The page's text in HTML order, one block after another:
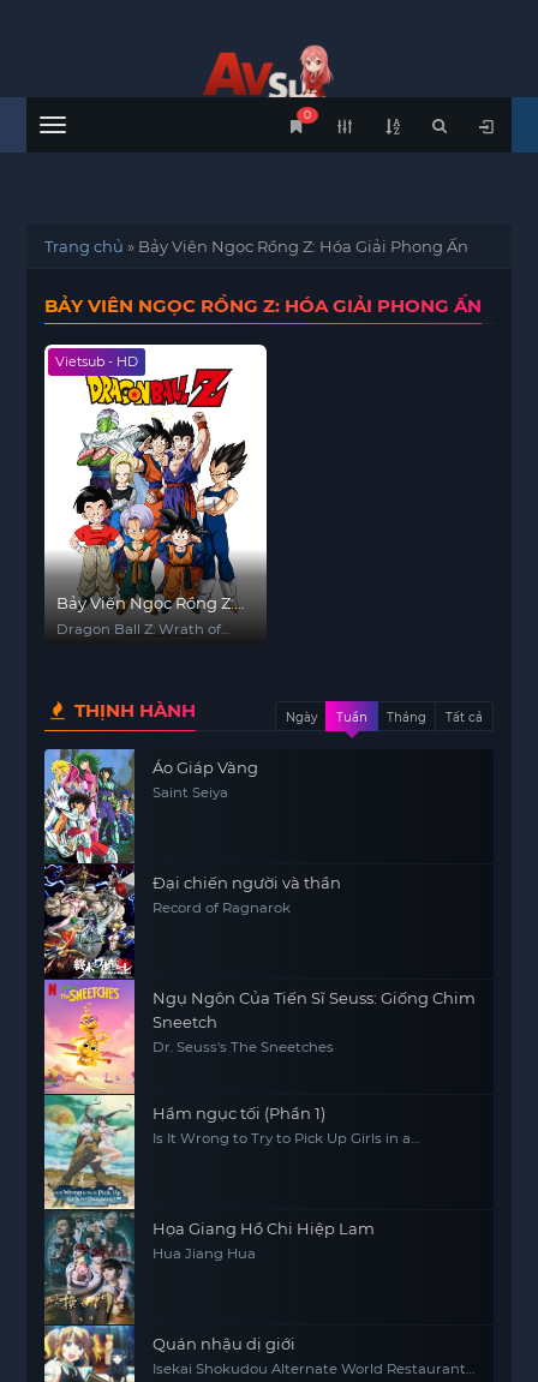
Menu
0
Trang chủ » Bảy Viên Ngọc Rồng Z: Hóa Giải Phong Ấn
BẢY VIÊN NGỌC RỒNG Z: HÓA GIẢI PHONG ẤN
Vietsub - HD
Bảy Viên Ngọc Rồng Z:
Hóa Giải Phong Ấn
Dragon Ball Z: Wrath of
THỊNH HÀNH Ngày Tuần Tháng Tất cả
Áo Giáp Vàng
Saint Seiya
Đại chiến người và thần
Record of Ragnarok
Ngụ Ngôn Của Tiến Sĩ Seuss: Giống Chim
Sneetch
Dr. Seuss's The Sneetches
Hầm ngục tối (Phần 1)
Is It Wrong to Try to Pick Up Girls in a
Họa Giang Hồ Chi Hiệp Lam
Hua Jiang Hua
Quán nhậu dị giới
Isekai Shokudou Alternate World Restaurant